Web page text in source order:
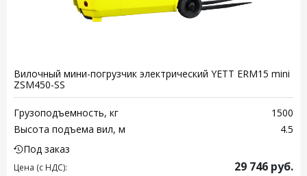
Вилочный мини-погрузчик электрический YETT ERM15 mini
ZSM450-SS
Грузоподъемность, кг
1500
Высота подъема вил, м
4.5
Под заказ
Цена (с НДС): 29 746 руб.